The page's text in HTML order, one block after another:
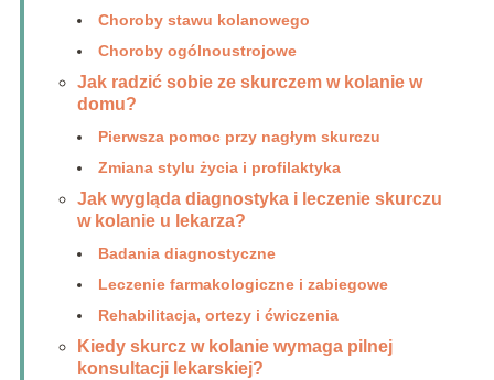
Choroby stawu kolanowego
Choroby ogólnoustrojowe
Jak radzić sobie ze skurczem w kolanie w
domu?
Pierwsza pomoc przy nagłym skurczu
Zmiana stylu życia i profilaktyka
Jak wygląda diagnostyka i leczenie skurczu
w kolanie u lekarza?
Badania diagnostyczne
Leczenie farmakologiczne i zabiegowe
Rehabilitacja, ortezy i ćwiczenia
Kiedy skurcz w kolanie wymaga pilnej
konsultacji lekarskiej?